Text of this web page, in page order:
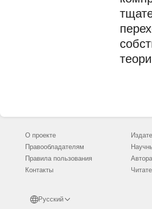
О проекте
Правообладателям
Правила пользования
Контакты
Русский